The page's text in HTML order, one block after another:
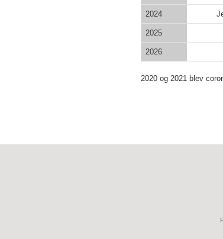
2024
2025
2026
2020 og 2021 blev